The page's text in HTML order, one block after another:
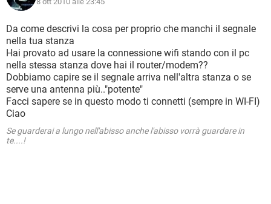
Da come descrivi la cosa per proprio che manchi il segnale
nella tua stanza
Hai provato ad usare la connessione wifi stando con il pc
nella stessa stanza dove hai il router/modem??
Dobbiamo capire se il segnale arriva nell'altra stanza o se
serve una antenna più.."potente"
Facci sapere se in questo modo ti connetti (sempre in WI-FI)
Ciao
Se guarderai a lungo nell'abisso anche l'abisso vorrà guardare in
te....!